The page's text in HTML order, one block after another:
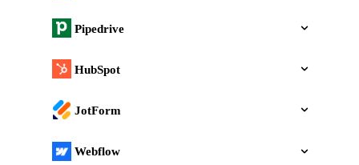
Pipedrive
HubSpot
JotForm
Webflow